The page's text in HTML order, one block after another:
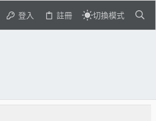
登入 註冊 切換模式